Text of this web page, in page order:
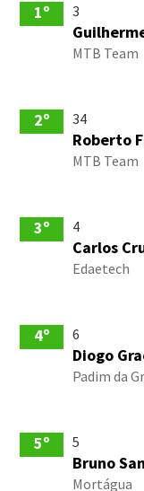
1º 3
MTB Team
2º 34
Roberto
MTB Team
3º 4
Carlos
Edaetech
4º 6
Diogo
Padim da
5º 5
Bruno
Mortágua